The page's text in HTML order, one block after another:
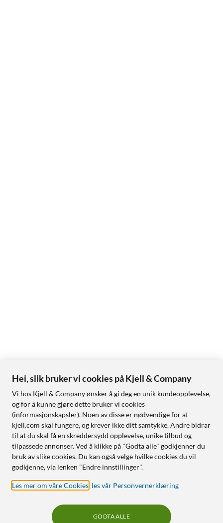
Hei, slik bruker vi cookies på Kjell & Company
Vi hos Kjell & Company ønsker å gi deg en unik kundeopplevelse,
og for å kunne gjøre dette bruker vi cookies
(informasjonskapsler). Noen av disse er nødvendige for at
kjell.com skal fungere, og krever ikke ditt samtykke. Andre bidrar
til at du skal få en skreddersydd opplevelse, unike tilbud og
tilpassede annonser. Ved å klikke på "Godta alle" godkjenner du
bruk av slike cookies. Du kan også velge hvilke cookies du vil
godkjenne, via lenken "Endre innstillinger".
Les mer om våre Cookies les vår Personvernerklæring
GODTA ALLE